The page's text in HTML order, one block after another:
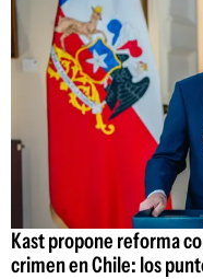
Kast propone reforma
crimen en Chile: los